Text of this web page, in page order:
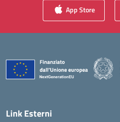
App Store
Link Esterni